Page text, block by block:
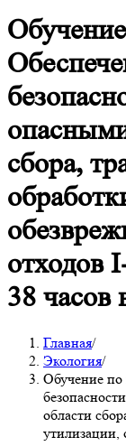
сбора,
отходов
38
Главная/
Экология/
Обучение по
области
утилизации,